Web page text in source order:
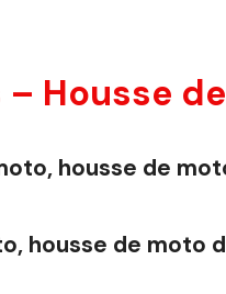
Housse
housse de
housse de moto